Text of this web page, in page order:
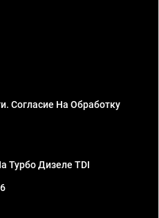
Согласие На Обработку
Турбо Дизеле TDI